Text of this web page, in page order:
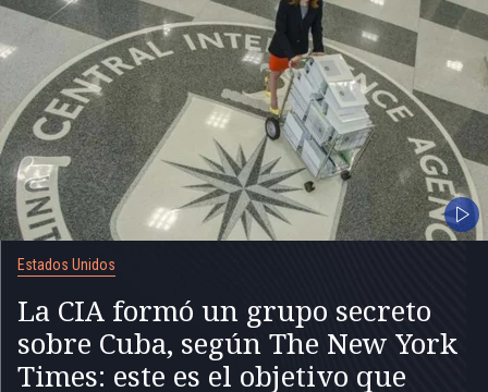
Estados Unidos
La CIA formó un grupo secreto
sobre Cuba, según The New York
Times: este es el objetivo que